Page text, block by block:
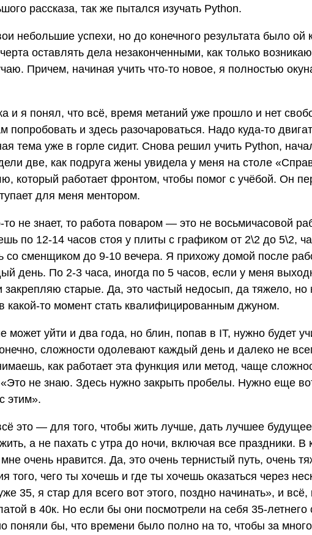
рассказа, так же пытался изучать Python.
небольшие успехи, но до конечного результата было ой
оставлять дела незаконченными, как только
Причем, начиная учить что-то новое, я полностью
и я понял, что всё, время метаний уже прошло и нет
попробовать и здесь разочароваться. Надо куда-то
тема уже в горле сидит. Снова решил учить Python,
две, как подруга жены увидела у меня на столе
который работает фронтом, чтобы помог с учёбой. Он
для меня ментором.
не знает, то работа поваром — это не восьмичасовой
по 12-14 часов стоя у плиты с графиком от 2\2 до 5\2,
сменщиком до 9-10 вечера. Я прихожу домой после
день. По 2-3 часа, иногда по 5 часов, если у меня
старые. Да, это частый недосып, да тяжело, но
какой-то момент стать квалифицированным джуном.
может уйти и два года, но блин, попав в IT, нужно будет
сложности одолевают каждый день и далеко не
как работает эта функция или метод, чаще
не знаю. Здесь нужно закрыть пробелы. Нужно еще
этим».
это — для того, чтобы жить лучше, дать лучшее
а не пахать с утра до ночи, включая все праздники. В
очень нравится. Да, это очень тернистый путь, очень
чего ты хочешь и где ты хочешь оказаться через
35, я стар для всего вот этого, поздно начинать», и всё,
в 40к. Но если бы они посмотрели на себя 35-летнего
поняли бы, что времени было полно на то, чтобы за